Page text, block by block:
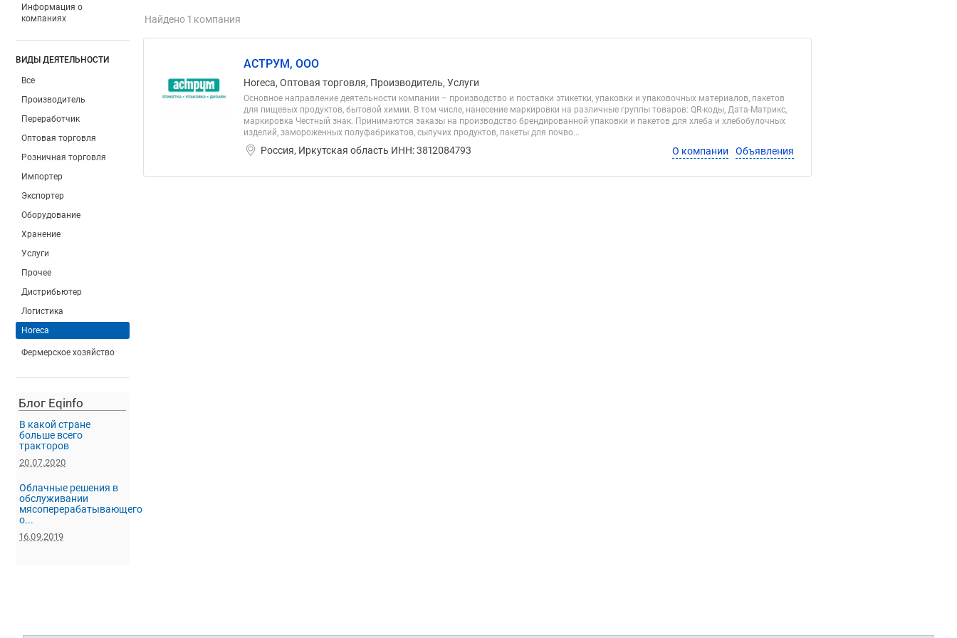
Информация о
компаниях
ВИДЫ ДЕЯТЕЛЬНОСТИ
Все
Производитель
Переработчик
Оптовая торговля
Розничная торговля
Импортер
Экспортер
Оборудование
Хранение
Услуги
Прочее
Дистрибьютер
Логистика
Horeca
Фермерское хозяйство
Блог Eqinfo
В какой стране
больше всего
тракторов
20.07.2020
Облачные решения в
обслуживании
мясоперерабатывающего
о...
16.09.2019
Найдено 1 компания
АСТРУМ, ООО
Horeca, Оптовая торговля, Производитель, Услуги
Основное направление деятельности компании – производство и поставки этикетки, упаковки и упаковочных материалов, пакетов
для пищевых продуктов, бытовой химии. В том числе, нанесение маркировки на различные группы товаров: QR-коды, Дата-Матрикс,
маркировка Честный знак. Принимаются заказы на производство брендированной упаковки и пакетов для хлеба и хлебобулочных
изделий, замороженных полуфабрикатов, сыпучих продуктов, пакеты для почво...
Россия, Иркутская область ИНН: 3812084793 О компании Объявления